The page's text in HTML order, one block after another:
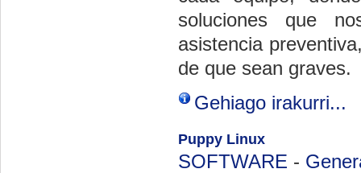
soluciones que
asistencia
de que sean graves.
Gehiago irakurri...
Puppy Linux
SOFTWARE -